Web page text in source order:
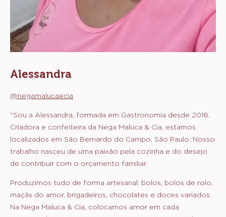
Alessandra
@negamalucaecia
"Sou a Alessandra, formada em Gastronomia desde 2018.
Criadora e confeiteira da Nega Maluca & Cia, estamos
localizados em São Bernardo do Campo, São Paulo. Nosso
trabalho nasceu de uma paixão pela cozinha e do desejo
de contribuir com o orçamento familiar.
Produzimos tudo de forma artesanal: bolos, bolos de rolo,
maçãs do amor, brigadeiros, chocolates e doces variados.
Na Nega Maluca & Cia, colocamos amor em cada